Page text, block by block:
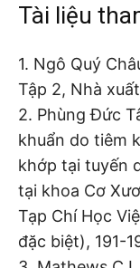
Tài liệu
1. Ngô Quý
Tập 2, Nhà
2. Phùng Đức
khuẩn do tiêm
khớp tại tuyến
tại khoa Cơ
Tạp Chí Học
đặc biệt), 191-